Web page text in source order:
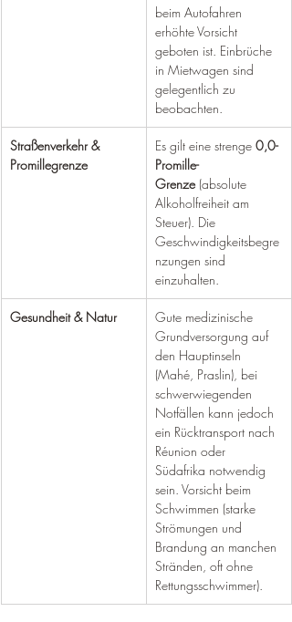
beim Autofahren
erhöhte Vorsicht
geboten ist. Einbrüche
in Mietwagen sind
gelegentlich zu
beobachten.
Straßenverkehr &
Promillegrenze
Es gilt eine strenge 0,0-
Promille-
Grenze (absolute
Alkoholfreiheit am
Steuer). Die
Geschwindigkeitsbegre
nzungen sind
einzuhalten.
Gesundheit & Natur
Gute medizinische
Grundversorgung auf
den Hauptinseln
(Mahé, Praslin), bei
schwerwiegenden
Notfällen kann jedoch
ein Rücktransport nach
Réunion oder
Südafrika notwendig
sein. Vorsicht beim
Schwimmen (starke
Strömungen und
Brandung an manchen
Stränden, oft ohne
Rettungsschwimmer).